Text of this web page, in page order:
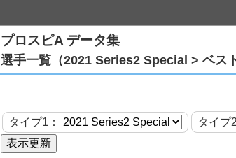
プロスピA データ集
選手一覧（2021 Series2 Special > ベス
タイプ1： タイプ2